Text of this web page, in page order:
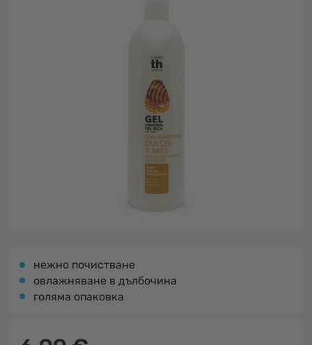
нежно почистване
овлажняване в дълбочина
голяма опаковка